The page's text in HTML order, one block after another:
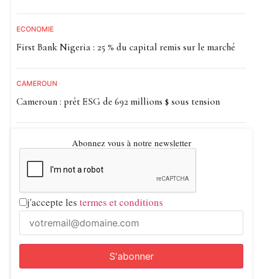
ECONOMIE
First Bank Nigeria : 25 % du capital remis sur le marché
CAMEROUN
Cameroun : prêt ESG de 692 millions $ sous tension
Abonnez vous à notre newsletter
j'accepte les termes et conditions